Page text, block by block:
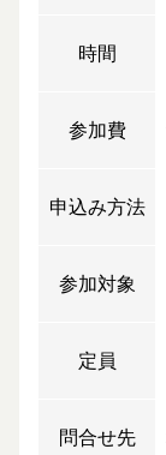
時間
参加費
申込み方法
参加対象
定員
問合せ先